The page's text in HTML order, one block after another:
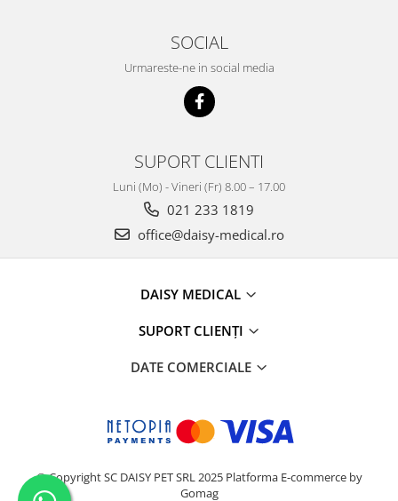
SOCIAL
Urmareste-ne in social media
SUPORT CLIENTI
Luni (Mo) - Vineri (Fr) 8.00 – 17.00
021 233 1819
office@daisy-medical.ro
DAISY MEDICAL
SUPORT CLIENȚI
DATE COMERCIALE
© Copyright SC DAISY PET SRL 2025 Platforma E-commerce by
Gomag